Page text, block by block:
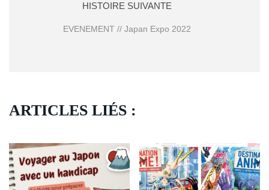
HISTOIRE SUIVANTE
EVENEMENT // Japan Expo 2022
ARTICLES LIÉS :